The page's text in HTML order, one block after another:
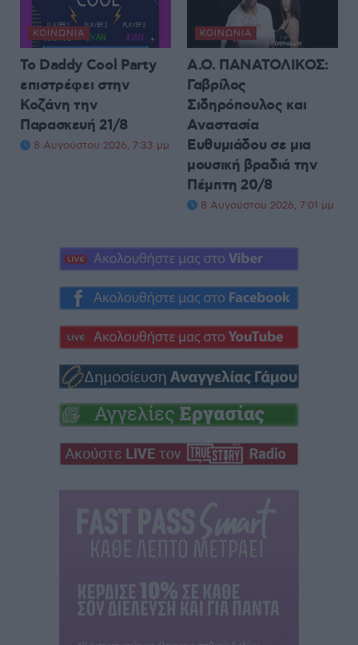
ΚΟΙΝΩΝΊΑ
Το Daddy Cool Party
επιστρέφει στην
Κοζάνη την
Παρασκευή 21/8
8 Αυγούστου 2026, 7:33 μμ
ΚΟΙΝΩΝΊΑ
Α.Ο. ΠΑΝΑΤΟΛΙΚΟΣ:
Γαβρίλος
Σιδηρόπουλος και
Αναστασία
Ευθυμιάδου σε μια
μουσική βραδιά την
Πέμπτη 20/8
8 Αυγούστου 2026, 7:01 μμ